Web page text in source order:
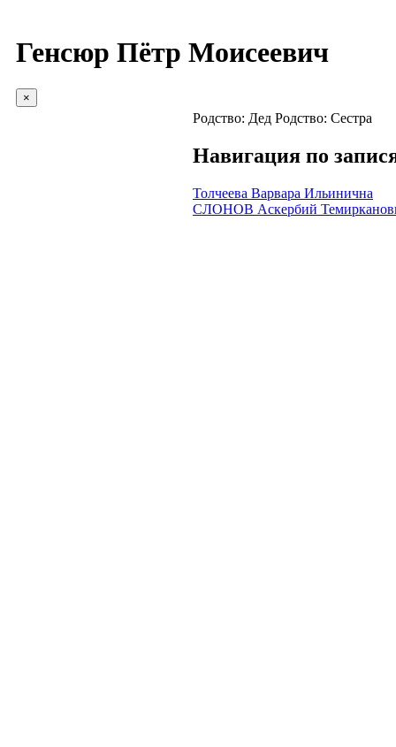
Генсюр Пётр Моисеевич
×
Родство: Дед Родство: Сестра
Навигация по
Толчеева Варвара Ильинична
СЛОНОВ Аскербий